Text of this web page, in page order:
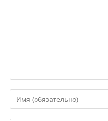
Введите
свое